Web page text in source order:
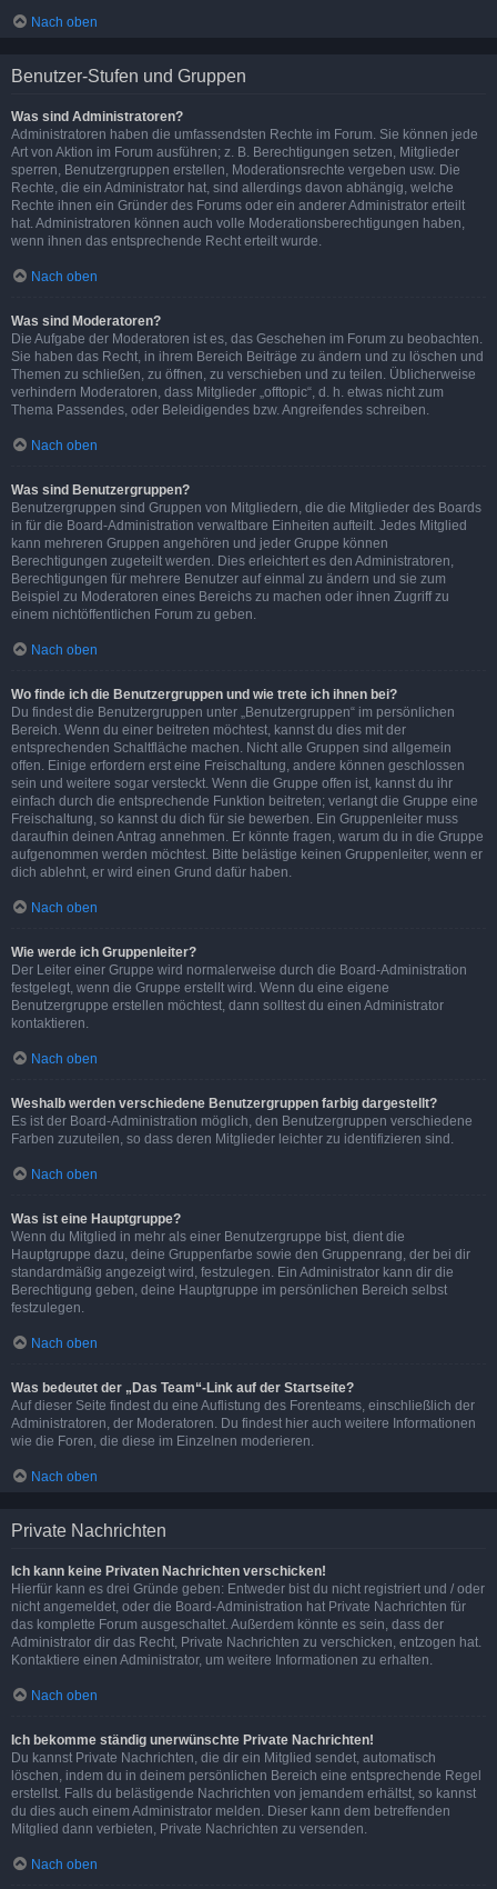
Nach oben
Benutzer-Stufen und Gruppen
Was sind Administratoren?
Administratoren haben die umfassendsten Rechte im Forum. Sie können jede
Art von Aktion im Forum ausführen; z. B. Berechtigungen setzen, Mitglieder
sperren, Benutzergruppen erstellen, Moderationsrechte vergeben usw. Die
Rechte, die ein Administrator hat, sind allerdings davon abhängig, welche
Rechte ihnen ein Gründer des Forums oder ein anderer Administrator erteilt
hat. Administratoren können auch volle Moderationsberechtigungen haben,
wenn ihnen das entsprechende Recht erteilt wurde.
Nach oben
Was sind Moderatoren?
Die Aufgabe der Moderatoren ist es, das Geschehen im Forum zu beobachten.
Sie haben das Recht, in ihrem Bereich Beiträge zu ändern und zu löschen und
Themen zu schließen, zu öffnen, zu verschieben und zu teilen. Üblicherweise
verhindern Moderatoren, dass Mitglieder „offtopic“, d. h. etwas nicht zum
Thema Passendes, oder Beleidigendes bzw. Angreifendes schreiben.
Nach oben
Was sind Benutzergruppen?
Benutzergruppen sind Gruppen von Mitgliedern, die die Mitglieder des Boards
in für die Board-Administration verwaltbare Einheiten aufteilt. Jedes Mitglied
kann mehreren Gruppen angehören und jeder Gruppe können
Berechtigungen zugeteilt werden. Dies erleichtert es den Administratoren,
Berechtigungen für mehrere Benutzer auf einmal zu ändern und sie zum
Beispiel zu Moderatoren eines Bereichs zu machen oder ihnen Zugriff zu
einem nichtöffentlichen Forum zu geben.
Nach oben
Wo finde ich die Benutzergruppen und wie trete ich ihnen bei?
Du findest die Benutzergruppen unter „Benutzergruppen“ im persönlichen
Bereich. Wenn du einer beitreten möchtest, kannst du dies mit der
entsprechenden Schaltfläche machen. Nicht alle Gruppen sind allgemein
offen. Einige erfordern erst eine Freischaltung, andere können geschlossen
sein und weitere sogar versteckt. Wenn die Gruppe offen ist, kannst du ihr
einfach durch die entsprechende Funktion beitreten; verlangt die Gruppe eine
Freischaltung, so kannst du dich für sie bewerben. Ein Gruppenleiter muss
daraufhin deinen Antrag annehmen. Er könnte fragen, warum du in die Gruppe
aufgenommen werden möchtest. Bitte belästige keinen Gruppenleiter, wenn er
dich ablehnt, er wird einen Grund dafür haben.
Nach oben
Wie werde ich Gruppenleiter?
Der Leiter einer Gruppe wird normalerweise durch die Board-Administration
festgelegt, wenn die Gruppe erstellt wird. Wenn du eine eigene
Benutzergruppe erstellen möchtest, dann solltest du einen Administrator
kontaktieren.
Nach oben
Weshalb werden verschiedene Benutzergruppen farbig dargestellt?
Es ist der Board-Administration möglich, den Benutzergruppen verschiedene
Farben zuzuteilen, so dass deren Mitglieder leichter zu identifizieren sind.
Nach oben
Was ist eine Hauptgruppe?
Wenn du Mitglied in mehr als einer Benutzergruppe bist, dient die
Hauptgruppe dazu, deine Gruppenfarbe sowie den Gruppenrang, der bei dir
standardmäßig angezeigt wird, festzulegen. Ein Administrator kann dir die
Berechtigung geben, deine Hauptgruppe im persönlichen Bereich selbst
festzulegen.
Nach oben
Was bedeutet der „Das Team“-Link auf der Startseite?
Auf dieser Seite findest du eine Auflistung des Forenteams, einschließlich der
Administratoren, der Moderatoren. Du findest hier auch weitere Informationen
wie die Foren, die diese im Einzelnen moderieren.
Nach oben
Private Nachrichten
Ich kann keine Privaten Nachrichten verschicken!
Hierfür kann es drei Gründe geben: Entweder bist du nicht registriert und / oder
nicht angemeldet, oder die Board-Administration hat Private Nachrichten für
das komplette Forum ausgeschaltet. Außerdem könnte es sein, dass der
Administrator dir das Recht, Private Nachrichten zu verschicken, entzogen hat.
Kontaktiere einen Administrator, um weitere Informationen zu erhalten.
Nach oben
Ich bekomme ständig unerwünschte Private Nachrichten!
Du kannst Private Nachrichten, die dir ein Mitglied sendet, automatisch
löschen, indem du in deinem persönlichen Bereich eine entsprechende Regel
erstellst. Falls du belästigende Nachrichten von jemandem erhältst, so kannst
du dies auch einem Administrator melden. Dieser kann dem betreffenden
Mitglied dann verbieten, Private Nachrichten zu versenden.
Nach oben